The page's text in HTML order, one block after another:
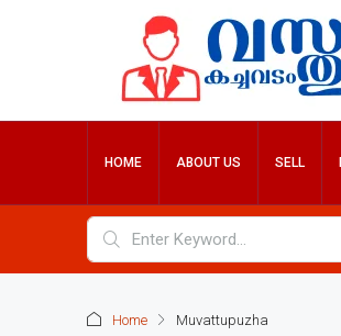
HOME ABOUT US SELL
Home Muvattupuzha